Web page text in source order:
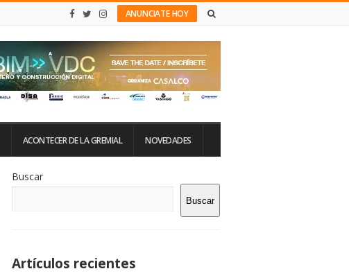
ANUNCIATE HOY
ACONTECER DE LA GREMIAL NOVEDADES
De
La
Buscar
Buscar
Artículos recientes